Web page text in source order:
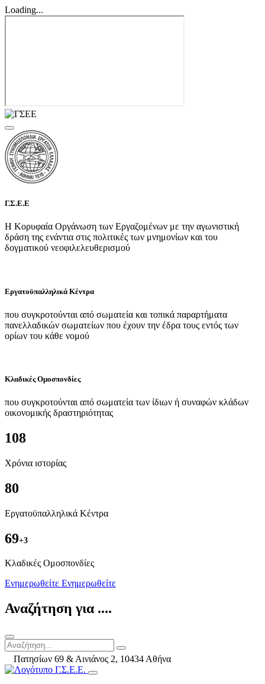
Loading...
Γ.Σ.Ε.Ε
Η Κορυφαία Οργάνωση των Εργαζομένων με την αγωνιστική
δράση της ενάντια στις πολιτικές των μνημονίων και του
δογματικού νεοφιλελευθερισμού
Εργατοϋπαλληλικά Κέντρα
που συγκροτούνται από σωματεία και τοπικά παραρτήματα
πανελλαδικών σωματείων που έχουν την έδρα τους εντός των
ορίων του κάθε νομού
Κλαδικές Ομοσπονδίες
που συγκροτούνται από σωματεία των ίδιων ή συναφών κλάδων
οικονομικής δραστηριότητας
108
Χρόνια ιστορίας
80
Εργατοϋπαλληλικά Κέντρα
69+3
Kλαδικές Ομοσπονδίες
Ενημερωθείτε Ενημερωθείτε
Αναζήτηση για ....
Πατησίων 69 & Αινιάνος 2, 10434 Αθήνα